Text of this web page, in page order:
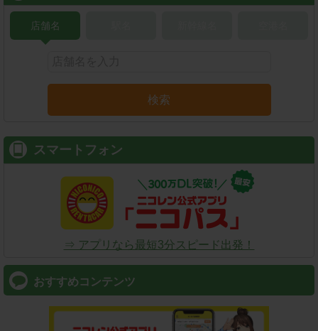
店舗名
検索
スマートフォン
⇒ アプリなら最短3分スピード出発！
おすすめコンテンツ